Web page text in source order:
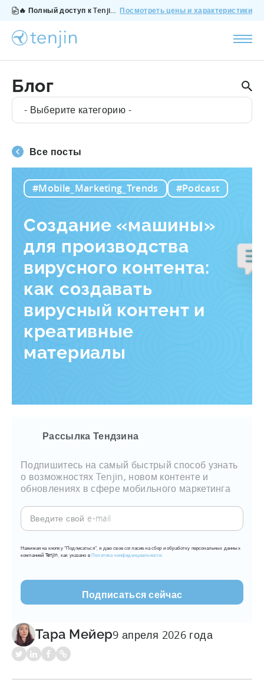
🔥 Полный доступ к Tenjin за $200/месяц - все функции, без дополнений, отмена в любое время. Посмотреть цены и характеристики
Блог
- Выберите категорию -
Все посты
#Mobile_Marketing_Trends #Podcast
Создание «машины»
для производства
вирусного контента:
как создавать
вирусный контент и
креативные
материалы
Рассылка Тендзина
Подпишитесь на самый быстрый способ узнать
о возможностях Tenjin, новом контенте и
обновлениях в сфере мобильного маркетинга
Введите
свой
mail
Нажимая на кнопку "Подписаться", я даю свое согласие на сбор и обработку персональных данных
компанией Tenjin, как указано вПолитика конфиденциальности.
Тара Мейер9 апреля 2026 года